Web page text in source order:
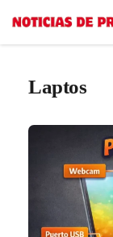
Saltar
Laptos